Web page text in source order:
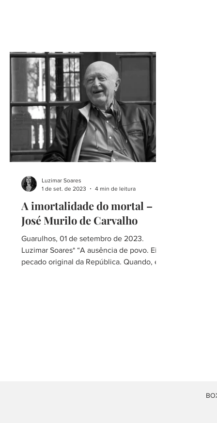
A imortalidade do mortal –
José Murilo de Carvalho
Guarulhos, 01 de setembro de 2023.
Luzimar Soares* “A ausência de povo. Eis o
pecado original da República. Quando, em
Luzimar Soares
1 de set. de 2023
4 min de leitura